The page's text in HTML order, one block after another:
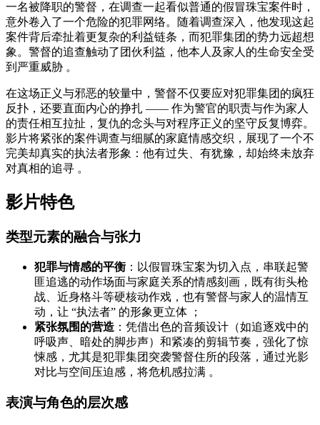
一名被降职的警督，在调查一起看似普通的假冒珠宝案件时，
意外卷入了一个危险的犯罪网络。随着调查深入，他发现这起
案件背后牵扯着更复杂的利益链条，而犯罪集团的势力远超想
象。警督的追查触动了团伙利益，他本人及家人的生命安全受
到严重威胁 。
在这场正义与邪恶的较量中，警督不仅要应对犯罪集团的疯狂
反扑，还要直面内心的挣扎 —— 作为警官的职责与作为家人
的责任相互拉扯，复仇的念头与对程序正义的坚守反复博弈。
影片将紧张的案件调查与细腻的家庭情感交织，展现了一个不
完美却真实的执法者形象：他有过失、有犹豫，却始终未放弃
对真相的追寻 。
影片特色
类型元素的融合与张力
犯罪与情感的平衡 ：以假冒珠宝案为切入点，串联起警
匪追逃的动作场面与家庭关系的情感刻画，既有街头枪
战、近身格斗等硬核动作戏，也有警督与家人的温情互
动，让 “执法者” 的形象更立体 ；
紧张氛围的营造 ：凭借出色的音频设计（如追逐戏中的
呼吸声、暗处的脚步声）和紧凑的剪辑节奏，强化了惊
悚感，尤其是犯罪集团突袭警督住所的段落，通过光影
对比与空间压迫感，将危机感拉满 。
表演与角色的层次感